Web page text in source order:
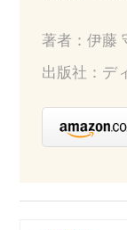
著者：伊藤
出版社：デ